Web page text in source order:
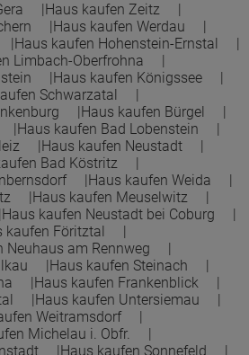
Lizenzgeber GmbH
Haus kaufen Zeitz
Haus kaufen Werdau
Haus kaufen Hohenstein-Ernstal
Limbach-Oberfrohna
Haus kaufen Königssee
Schwarzatal
Haus kaufen Bürgel
Haus kaufen Bad Lobenstein
Haus kaufen Neustadt
Bad Köstritz
Haus kaufen Weida
Haus kaufen Meuselwitz
Haus kaufen Neustadt bei Coburg
kaufen Föritztal
Neuhaus am Rennweg
Haus kaufen Steinach
Haus kaufen Frankenblick
Haus kaufen Untersiemau
Weitramsdorf
Michelau i. Obfr.
Haus kaufen Sonnefeld